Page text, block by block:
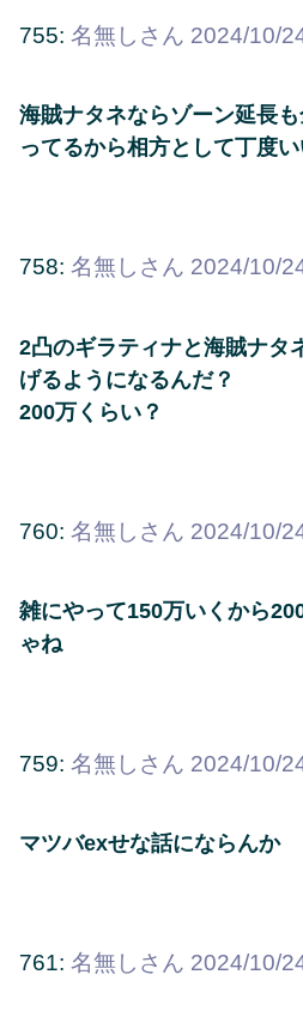
755: 名無しさん 2024/10/
海賊ナタネならゾーン延長
ってるから相方として丁度
758: 名無しさん 2024/10/
2凸のギラティナと海賊ナタ
げるようになるんだ？
200万くらい？
760: 名無しさん 2024/10/
雑にやって150万いくから
ゃね
759: 名無しさん 2024/10/
マツバexせな話にならんか
761: 名無しさん 2024/10/